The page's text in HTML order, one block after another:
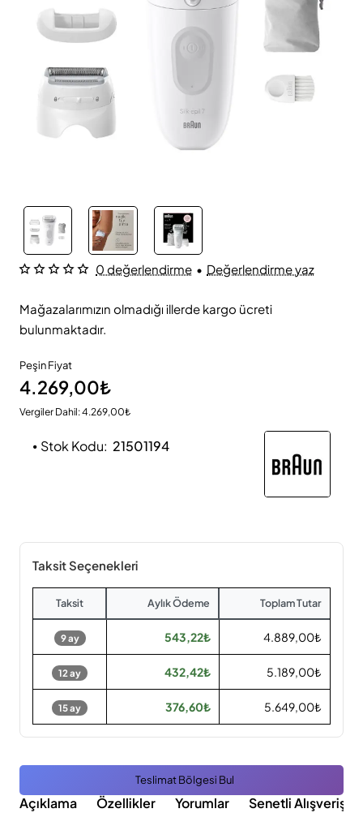
Mağazalarımızın olmadığı illerde kargo ücreti
bulunmaktadır.
0 değerlendirme • Değerlendirme yaz
Peşin Fiyat
4.269,00₺
Vergiler Dahil: 4.269,00₺
Stok Kodu: 21501194
Taksit Seçenekleri
Taksit Aylık Ödeme Toplam Tutar
9 ay 543,22₺ 4.889,00₺
12 ay 432,42₺ 5.189,00₺
15 ay 376,60₺ 5.649,00₺
Teslimat Bölgesi Bul
Açıklama Özellikler Yorumlar Senetli Alışveriş